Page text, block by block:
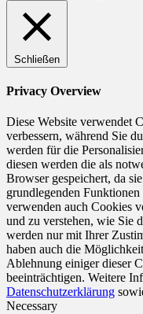
Schließen
Privacy Overview
Diese Website verwendet
verbessern, während Sie
werden für die
diesen werden die als
Browser gespeichert, da
grundlegenden
verwenden auch Cookies
und zu verstehen, wie Sie
werden nur mit Ihrer
haben auch die
Ablehnung einiger dieser
beeinträchtigen. Weitere
Datenschutzerklärung
Necessary